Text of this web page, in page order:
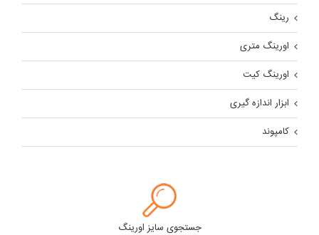
رینگ
اورینگ متری
اورینگ کیت
ابزار اندازه گیری
کامپوند
جستجوی سایز اورینگ